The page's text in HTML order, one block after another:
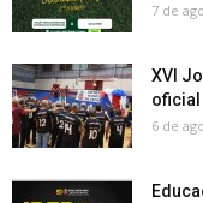
7 de
XVI
oficial
6 de